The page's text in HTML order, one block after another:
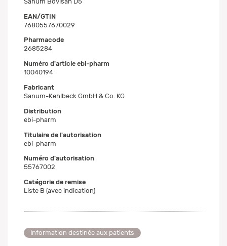
EAN/GTIN
7680557670029
Pharmacode
2685284
Numéro d'article ebi-pharm
10040194
Fabricant
Sanum-Kehlbeck GmbH & Co. KG
Distribution
ebi-pharm
Titulaire de l'autorisation
ebi-pharm
Numéro d'autorisation
55767002
Catégorie de remise
Liste B (avec indication)
Information destinée aux patients